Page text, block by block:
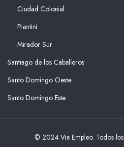
Ciudad Colonial
Piantini
Mirador Sur
Santiago de los Caballeros
Santo Domingo Oeste
Santo Domingo Este
© 2024 Via Empleo. Todos